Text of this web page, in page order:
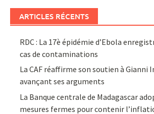
ARTICLES RÉCENTS
RDC : La 17è épidémie d’Ebola
cas de contaminations
La CAF réaffirme son soutien à Gianni
avançant ses arguments
La Banque centrale de Madagascar
mesures fermes pour contenir